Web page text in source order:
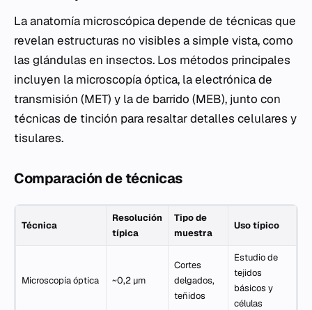
La anatomía microscópica depende de técnicas que
revelan estructuras no visibles a simple vista, como
las glándulas en insectos. Los métodos principales
incluyen la microscopía óptica, la electrónica de
transmisión (MET) y la de barrido (MEB), junto con
técnicas de tinción para resaltar detalles celulares y
tisulares.
Comparación de técnicas
Técnica
Resolución
típica
Tipo de
muestra
Uso típico
Microscopía óptica ~0,2 µm
Cortes
delgados,
teñidos
Estudio de
tejidos
básicos y
células